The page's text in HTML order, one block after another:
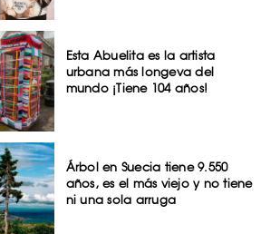
Esta Abuelita es la artista
urbana más longeva del
mundo ¡Tiene 104 años!
Árbol en Suecia tiene 9.550
años, es el más viejo y no tiene
ni una sola arruga